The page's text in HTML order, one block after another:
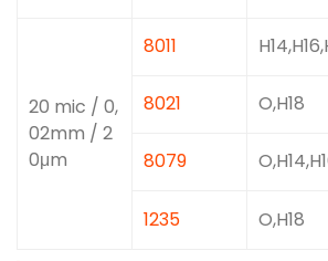
20 mic / 0,
02mm / 2
0μm
8011
8021 O,H18
8079
1235 O,H18